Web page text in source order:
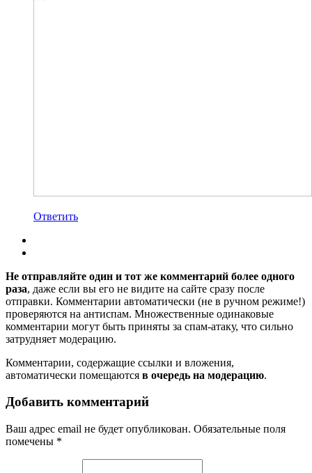
Ответить
Не отправляйте один и тот же комментарий более одного
раза, даже если вы его не видите на сайте сразу после
отправки. Комментарии автоматически (не в ручном режиме!)
проверяются на антиспам. Множественные одинаковые
комментарии могут быть приняты за спам-атаку, что сильно
затрудняет модерацию.
Комментарии, содержащие ссылки и вложения,
автоматически помещаются в очередь на модерацию.
Добавить комментарий
Ваш адрес email не будет опубликован. Обязательные поля
помечены *